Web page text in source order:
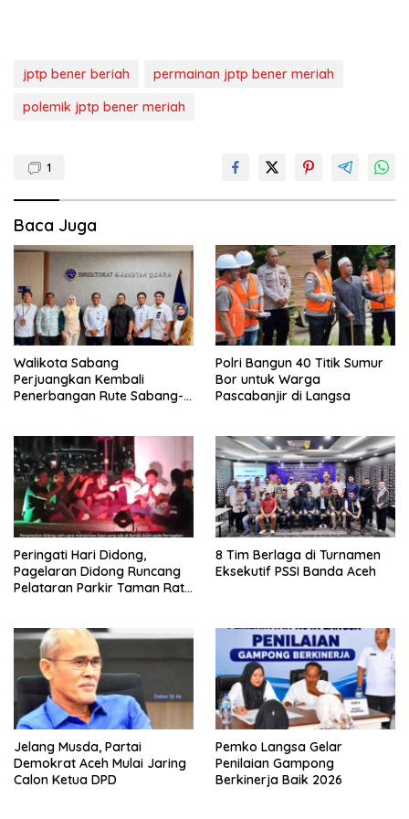
jptp bener beriah
permainan jptp bener meriah
polemik jptp bener meriah
1
Baca Juga
Walikota Sabang
Perjuangkan Kembali
Penerbangan Rute Sabang-
Polri Bangun 40 Titik Sumur
Bor untuk Warga
Pascabanjir di Langsa
Peringati Hari Didong,
Pagelaran Didong Runcang
Pelataran Parkir Taman Ratu
8 Tim Berlaga di Turnamen
Eksekutif PSSI Banda Aceh
Jelang Musda, Partai
Demokrat Aceh Mulai Jaring
Calon Ketua DPD
Pemko Langsa Gelar
Penilaian Gampong
Berkinerja Baik 2026